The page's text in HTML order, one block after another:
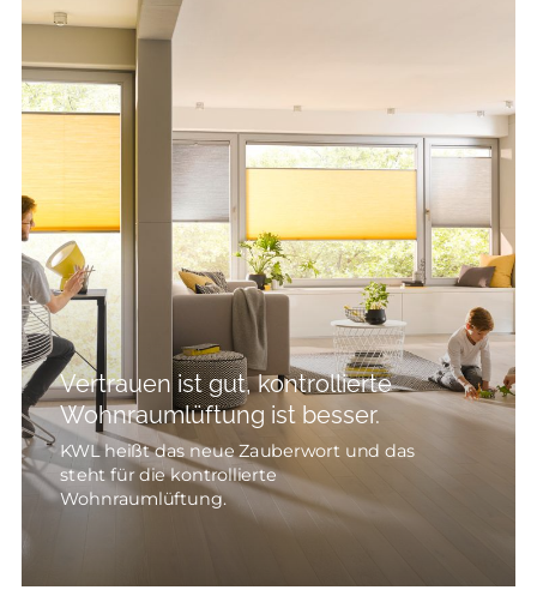
Vertrauen ist gut, kontrollierte
Wohnraumlüftung ist besser.
KWL heißt das neue Zauberwort und das
steht für die kontrollierte
Wohnraumlüftung.